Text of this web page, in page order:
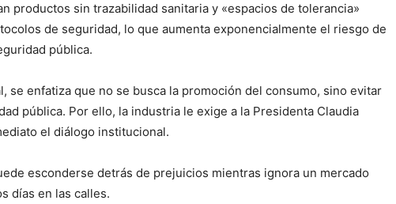
productos sin trazabilidad sanitaria y «espacios de tolerancia»
de seguridad, lo que aumenta exponencialmente el riesgo de
pública.
se enfatiza que no se busca la promoción del consumo, sino evitar
pública. Por ello, la industria le exige a la Presidenta Claudia
el diálogo institucional.
esconderse detrás de prejuicios mientras ignora un mercado
días en las calles.